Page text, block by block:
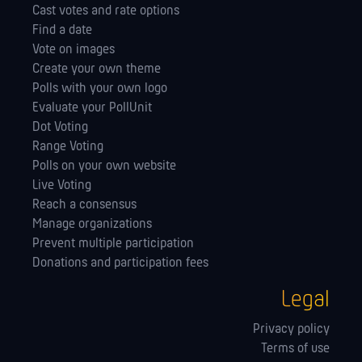
Cast votes and rate options
Find a date
Vote on images
Create your own theme
Polls with your own logo
Evaluate your PollUnit
Dot Voting
Range Voting
Polls on your own website
Live Voting
Reach a consensus
Manage orga­nizations
Prevent multiple participation
Donations and participation fees
Legal
Privacy policy
Terms of use